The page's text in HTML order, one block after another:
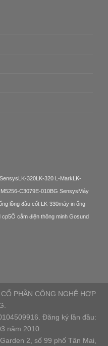
LK-320LK-320 L-MarkLK-
M5256-C3079E-010BG SensysMáy
lồng đầu cốt LK-330máy in ống
cp5Ổ cắm điện thông minh Gosund
PHẦN CÔNG NGHỆ HỢP
Đăng ký lần đầu:
năm 2010.
2, số 99 phố Tân Mai,